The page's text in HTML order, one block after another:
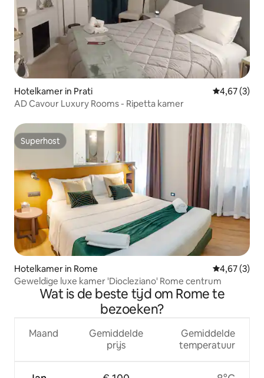
Hotelkamer in Prati
4,67 (3)
AD Cavour Luxury Rooms - Ripetta kamer
Superhost
Superhost
Hotelkamer in Rome
4,67 (3)
Geweldige luxe kamer 'Diocleziano' Rome centrum
Wat is de beste tijd om Rome te
bezoeken?
Maand
Gemiddelde
prijs
Gemiddelde
temperatuur